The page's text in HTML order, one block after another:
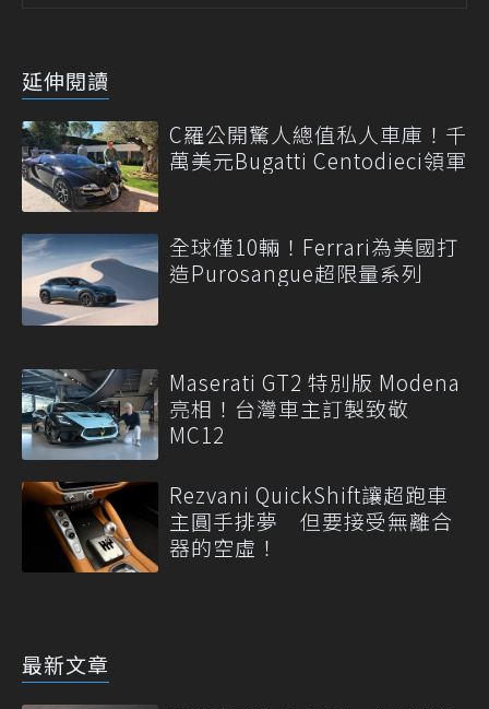
延伸閱讀
C羅公開驚人總值私人車庫！千
萬美元Bugatti Centodieci領軍
全球僅10輛！Ferrari為美國打
造Purosangue超限量系列
Maserati GT2 特別版 Modena
亮相！台灣車主訂製致敬
MC12
Rezvani QuickShift讓超跑車
主圓手排夢 但要接受無離合
器的空虛！
最新文章